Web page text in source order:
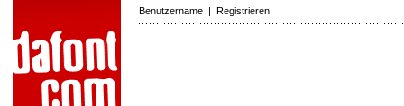
Benutzername | Registrieren